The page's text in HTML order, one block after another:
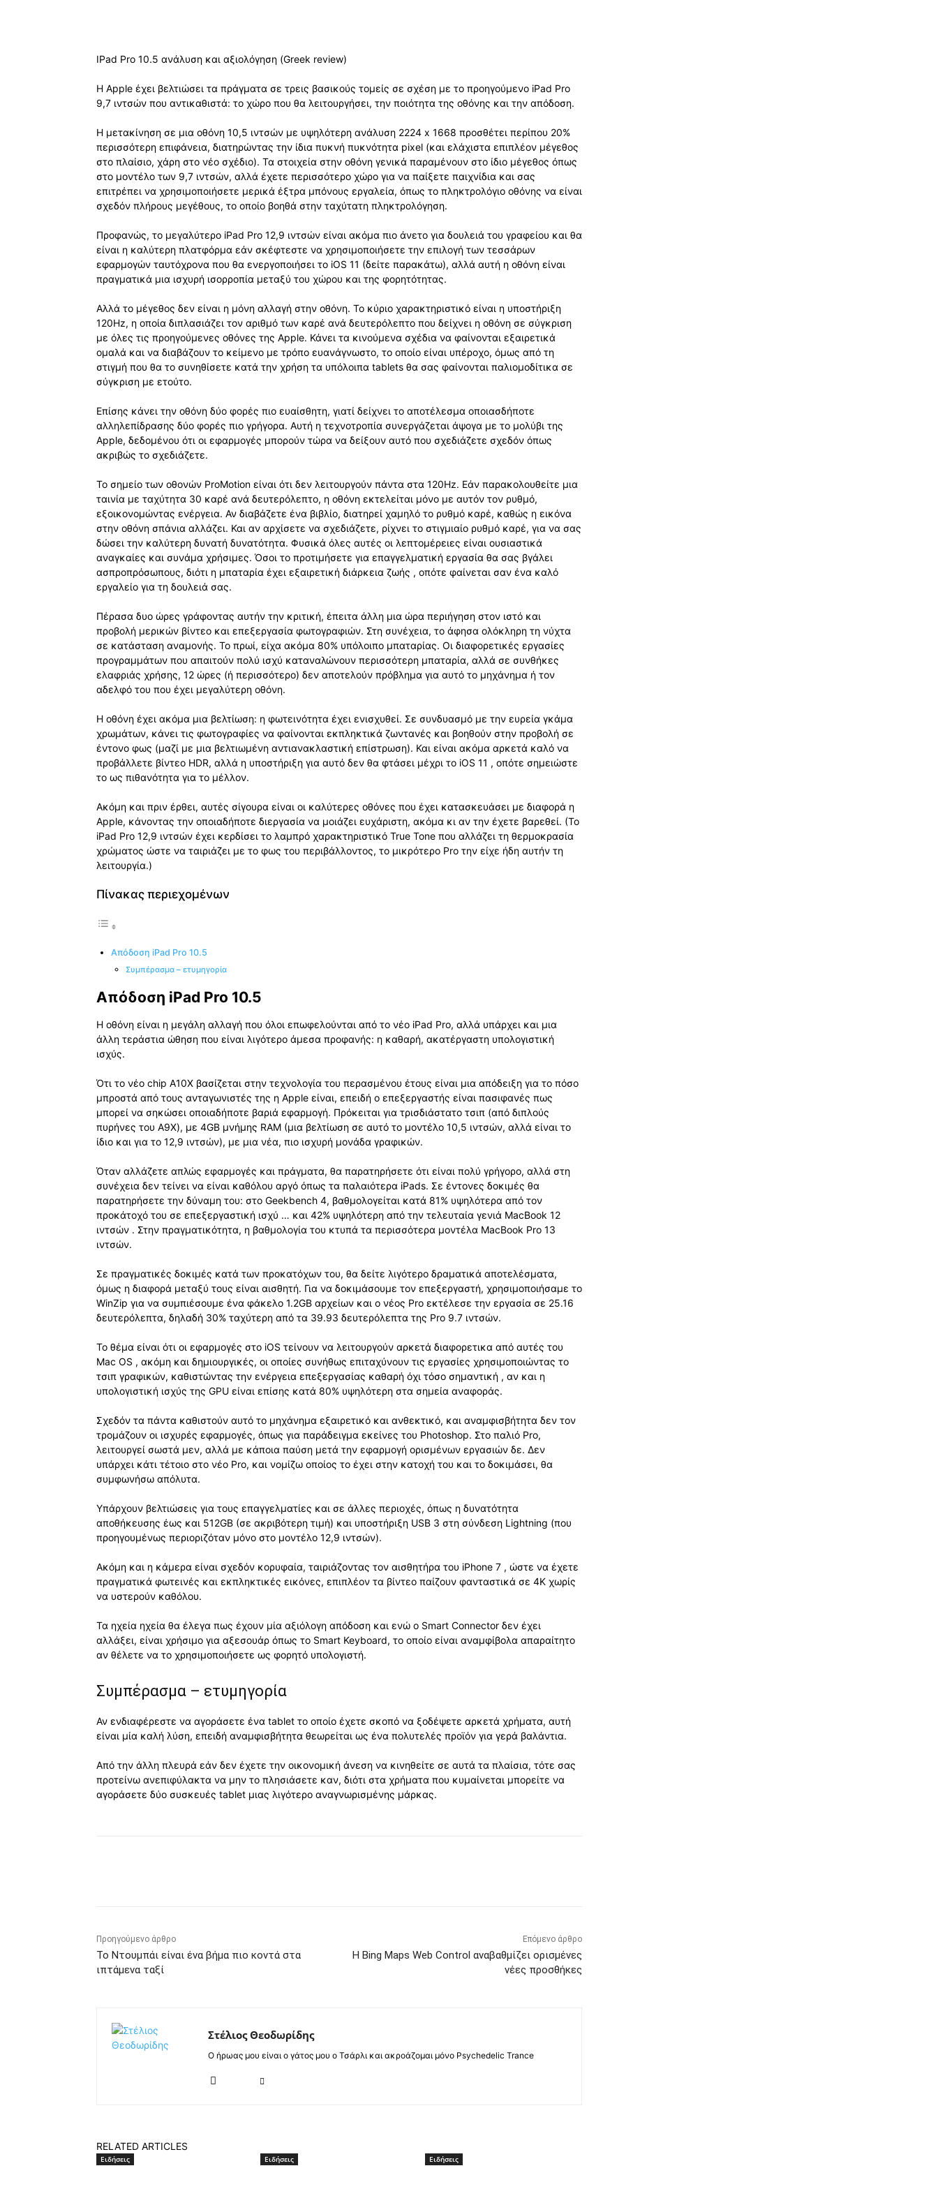
IPad Pro 10.5 ανάλυση και αξιολόγηση (Greek review)
Η Apple έχει βελτιώσει τα πράγματα σε τρεις βασικούς τομείς σε σχέση με το προηγούμενο iPad Pro
9,7 ιντσών που αντικαθιστά: το χώρο που θα λειτουργήσει, την ποιότητα της οθόνης και την απόδοση.
Η μετακίνηση σε μια οθόνη 10,5 ιντσών με υψηλότερη ανάλυση 2224 x 1668 προσθέτει περίπου 20%
περισσότερη επιφάνεια, διατηρώντας την ίδια πυκνή πυκνότητα pixel (και ελάχιστα επιπλέον μέγεθος
στο πλαίσιο, χάρη στο νέο σχέδιο). Τα στοιχεία στην οθόνη γενικά παραμένουν στο ίδιο μέγεθος όπως
στο μοντέλο των 9,7 ιντσών, αλλά έχετε περισσότερο χώρο για να παίξετε παιχνίδια και σας
επιτρέπει να χρησιμοποιήσετε μερικά έξτρα μπόνους εργαλεία, όπως το πληκτρολόγιο οθόνης να είναι
σχεδόν πλήρους μεγέθους, το οποίο βοηθά στην ταχύτατη πληκτρολόγηση.
Προφανώς, το μεγαλύτερο iPad Pro 12,9 ιντσών είναι ακόμα πιο άνετο για δουλειά του γραφείου και θα
είναι η καλύτερη πλατφόρμα εάν σκέφτεστε να χρησιμοποιήσετε την επιλογή των τεσσάρων
εφαρμογών ταυτόχρονα που θα ενεργοποιήσει το iOS 11 (δείτε παρακάτω), αλλά αυτή η οθόνη είναι
πραγματικά μια ισχυρή ισορροπία μεταξύ του χώρου και της φορητότητας.
Αλλά το μέγεθος δεν είναι η μόνη αλλαγή στην οθόνη. Το κύριο χαρακτηριστικό είναι η υποστήριξη
120Hz, η οποία διπλασιάζει τον αριθμό των καρέ ανά δευτερόλεπτο που δείχνει η οθόνη σε σύγκριση
με όλες τις προηγούμενες οθόνες της Apple. Κάνει τα κινούμενα σχέδια να φαίνονται εξαιρετικά
ομαλά και να διαβάζουν το κείμενο με τρόπο ευανάγνωστο, το οποίο είναι υπέροχο, όμως από τη
στιγμή που θα το συνηθίσετε κατά την χρήση τα υπόλοιπα tablets θα σας φαίνονται παλιομοδίτικα σε
σύγκριση με ετούτο.
Επίσης κάνει την οθόνη δύο φορές πιο ευαίσθητη, γιατί δείχνει το αποτέλεσμα οποιασδήποτε
αλληλεπίδρασης δύο φορές πιο γρήγορα. Αυτή η τεχνοτροπία συνεργάζεται άψογα με το μολύβι της
Apple, δεδομένου ότι οι εφαρμογές μπορούν τώρα να δείξουν αυτό που σχεδιάζετε σχεδόν όπως
ακριβώς το σχεδιάζετε.
Το σημείο των οθονών ProMotion είναι ότι δεν λειτουργούν πάντα στα 120Hz. Εάν παρακολουθείτε μια
ταινία με ταχύτητα 30 καρέ ανά δευτερόλεπτο, η οθόνη εκτελείται μόνο με αυτόν τον ρυθμό,
εξοικονομώντας ενέργεια. Αν διαβάζετε ένα βιβλίο, διατηρεί χαμηλό το ρυθμό καρέ, καθώς η εικόνα
στην οθόνη σπάνια αλλάζει. Και αν αρχίσετε να σχεδιάζετε, ρίχνει το στιγμιαίο ρυθμό καρέ, για να σας
δώσει την καλύτερη δυνατή δυνατότητα. Φυσικά όλες αυτές οι λεπτομέρειες είναι ουσιαστικά
αναγκαίες και συνάμα χρήσιμες. Όσοι το προτιμήσετε για επαγγελματική εργασία θα σας βγάλει
ασπροπρόσωπους, διότι η μπαταρία έχει εξαιρετική διάρκεια ζωής , οπότε φαίνεται σαν ένα καλό
εργαλείο για τη δουλειά σας.
Πέρασα δυο ώρες γράφοντας αυτήν την κριτική, έπειτα άλλη μια ώρα περιήγηση στον ιστό και
προβολή μερικών βίντεο και επεξεργασία φωτογραφιών. Στη συνέχεια, το άφησα ολόκληρη τη νύχτα
σε κατάσταση αναμονής. Το πρωί, είχα ακόμα 80% υπόλοιπο μπαταρίας. Οι διαφορετικές εργασίες
προγραμμάτων που απαιτούν πολύ ισχύ καταναλώνουν περισσότερη μπαταρία, αλλά σε συνθήκες
ελαφριάς χρήσης, 12 ώρες (ή περισσότερο) δεν αποτελούν πρόβλημα για αυτό το μηχάνημα ή τον
αδελφό του που έχει μεγαλύτερη οθόνη.
Η οθόνη έχει ακόμα μια βελτίωση: η φωτεινότητα έχει ενισχυθεί. Σε συνδυασμό με την ευρεία γκάμα
χρωμάτων, κάνει τις φωτογραφίες να φαίνονται εκπληκτικά ζωντανές και βοηθούν στην προβολή σε
έντονο φως (μαζί με μια βελτιωμένη αντιανακλαστική επίστρωση). Και είναι ακόμα αρκετά καλό να
προβάλλετε βίντεο HDR, αλλά η υποστήριξη για αυτό δεν θα φτάσει μέχρι το iOS 11 , οπότε σημειώστε
το ως πιθανότητα για το μέλλον.
Ακόμη και πριν έρθει, αυτές σίγουρα είναι οι καλύτερες οθόνες που έχει κατασκευάσει με διαφορά η
Apple, κάνοντας την οποιαδήποτε διεργασία να μοιάζει ευχάριστη, ακόμα κι αν την έχετε βαρεθεί. (Το
iPad Pro 12,9 ιντσών έχει κερδίσει το λαμπρό χαρακτηριστικό True Tone που αλλάζει τη θερμοκρασία
χρώματος ώστε να ταιριάζει με το φως του περιβάλλοντος, το μικρότερο Pro την είχε ήδη αυτήν τη
λειτουργία.)
Πίνακας περιεχομένων
Απόδοση iPad Pro 10.5
Συμπέρασμα – ετυμηγορία
Απόδοση iPad Pro 10.5
Η οθόνη είναι η μεγάλη αλλαγή που όλοι επωφελούνται από το νέο iPad Pro, αλλά υπάρχει και μια
άλλη τεράστια ώθηση που είναι λιγότερο άμεσα προφανής: η καθαρή, ακατέργαστη υπολογιστική
ισχύς.
Ότι το νέο chip A10X βασίζεται στην τεχνολογία του περασμένου έτους είναι μια απόδειξη για το πόσο
μπροστά από τους ανταγωνιστές της η Apple είναι, επειδή ο επεξεργαστής είναι πασιφανές πως
μπορεί να σηκώσει οποιαδήποτε βαριά εφαρμογή. Πρόκειται για τρισδιάστατο τσιπ (από διπλούς
πυρήνες του A9X), με 4GB μνήμης RAM (μια βελτίωση σε αυτό το μοντέλο 10,5 ιντσών, αλλά είναι το
ίδιο και για το 12,9 ιντσών), με μια νέα, πιο ισχυρή μονάδα γραφικών.
Όταν αλλάζετε απλώς εφαρμογές και πράγματα, θα παρατηρήσετε ότι είναι πολύ γρήγορο, αλλά στη
συνέχεια δεν τείνει να είναι καθόλου αργό όπως τα παλαιότερα iPads. Σε έντονες δοκιμές θα
παρατηρήσετε την δύναμη του: στο Geekbench 4, βαθμολογείται κατά 81% υψηλότερα από τον
προκάτοχό του σε επεξεργαστική ισχύ … και 42% υψηλότερη από την τελευταία γενιά MacBook 12
ιντσών . Στην πραγματικότητα, η βαθμολογία του κτυπά τα περισσότερα μοντέλα MacBook Pro 13
ιντσών.
Σε πραγματικές δοκιμές κατά των προκατόχων του, θα δείτε λιγότερο δραματικά αποτελέσματα,
όμως η διαφορά μεταξύ τους είναι αισθητή. Για να δοκιμάσουμε τον επεξεργαστή, χρησιμοποιήσαμε το
WinZip για να συμπιέσουμε ένα φάκελο 1.2GB αρχείων και ο νέος Pro εκτέλεσε την εργασία σε 25.16
δευτερόλεπτα, δηλαδή 30% ταχύτερη από τα 39.93 δευτερόλεπτα της Pro 9.7 ιντσών.
Το θέμα είναι ότι οι εφαρμογές στο iOS τείνουν να λειτουργούν αρκετά διαφορετικα από αυτές του
Mac OS , ακόμη και δημιουργικές, οι οποίες συνήθως επιταχύνουν τις εργασίες χρησιμοποιώντας το
τσιπ γραφικών, καθιστώντας την ενέργεια επεξεργασίας καθαρή όχι τόσο σημαντική , αν και η
υπολογιστική ισχύς της GPU είναι επίσης κατά 80% υψηλότερη στα σημεία αναφοράς.
Σχεδόν τα πάντα καθιστούν αυτό το μηχάνημα εξαιρετικό και ανθεκτικό, και αναμφισβήτητα δεν τον
τρομάζουν οι ισχυρές εφαρμογές, όπως για παράδειγμα εκείνες του Photoshop. Στο παλιό Pro,
λειτουργεί σωστά μεν, αλλά με κάποια παύση μετά την εφαρμογή ορισμένων εργασιών δε. Δεν
υπάρχει κάτι τέτοιο στο νέο Pro, και νομίζω οποίος το έχει στην κατοχή του και το δοκιμάσει, θα
συμφωνήσω απόλυτα.
Υπάρχουν βελτιώσεις για τους επαγγελματίες και σε άλλες περιοχές, όπως η δυνατότητα
αποθήκευσης έως και 512GB (σε ακριβότερη τιμή) και υποστήριξη USB 3 στη σύνδεση Lightning (που
προηγουμένως περιοριζόταν μόνο στο μοντέλο 12,9 ιντσών).
Ακόμη και η κάμερα είναι σχεδόν κορυφαία, ταιριάζοντας τον αισθητήρα του iPhone 7 , ώστε να έχετε
πραγματικά φωτεινές και εκπληκτικές εικόνες, επιπλέον τα βίντεο παίζουν φανταστικά σε 4K χωρίς
να υστερούν καθόλου.
Τα ηχεία ηχεία θα έλεγα πως έχουν μία αξιόλογη απόδοση και ενώ ο Smart Connector δεν έχει
αλλάξει, είναι χρήσιμο για αξεσουάρ όπως το Smart Keyboard, το οποίο είναι αναμφίβολα απαραίτητο
αν θέλετε να το χρησιμοποιήσετε ως φορητό υπολογιστή.
Συμπέρασμα – ετυμηγορία
Αν ενδιαφέρεστε να αγοράσετε ένα tablet το οποίο έχετε σκοπό να ξοδέψετε αρκετά χρήματα, αυτή
είναι μία καλή λύση, επειδή αναμφισβήτητα θεωρείται ως ένα πολυτελές προϊόν για γερά βαλάντια.
Από την άλλη πλευρά εάν δεν έχετε την οικονομική άνεση να κινηθείτε σε αυτά τα πλαίσια, τότε σας
προτείνω ανεπιφύλακτα να μην το πλησιάσετε καν, διότι στα χρήματα που κυμαίνεται μπορείτε να
αγοράσετε δύο συσκευές tablet μιας λιγότερο αναγνωρισμένης μάρκας.
Προηγούμενο άρθρο
Το Ντουμπάι είναι ένα βήμα πιο κοντά στα
ιπτάμενα ταξί
Επόμενο άρθρο
Η Bing Maps Web Control αναβαθμίζει ορισμένες
νέες προσθήκες
Στέλιος Θεοδωρίδης
Ο ήρωας μου είναι ο γάτος μου ο Τσάρλι και ακροάζομαι μόνο Psychedelic Trance
RELATED ARTICLES
Ειδήσεις Ειδήσεις Ειδήσεις